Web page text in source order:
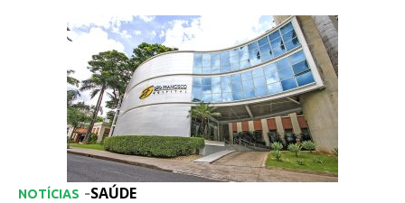
SAÚDE
NOTÍCIAS -